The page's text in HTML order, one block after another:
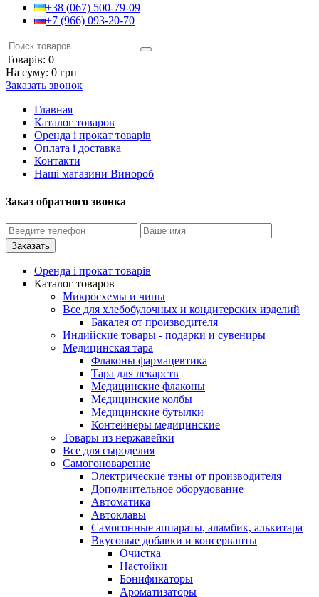
+38 (067) 500-79-09
+7 (966) 093-20-70
Товарів: 0
На суму: 0 грн
Заказать звонок
Главная
Каталог товаров
Оренда і прокат товарів
Оплата і доставка
Контакти
Наші магазини Винороб
Заказ обратного звонка
Оренда і прокат товарів
Каталог товаров
Микросхемы и чипы
Все для хлебобулочных и кондитерских изделий
Бакалея от производителя
Индийские товары - подарки и сувениры
Медицинская тара
Флаконы фармацевтика
Тара для лекарств
Медицинские флаконы
Медицинские колбы
Медицинские бутылки
Контейнеры медицинские
Товары из нержавейки
Все для сыроделия
Самогоноварение
Электрические тэны от производителя
Дополнительное оборудование
Автоматика
Автоклавы
Самогонные аппараты, аламбик, алькитара
Вкусовые добавки и консерванты
Очистка
Настойки
Бонификаторы
Ароматизаторы